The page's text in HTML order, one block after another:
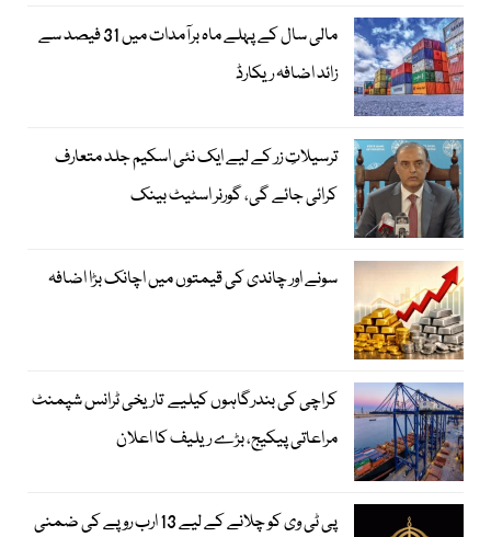
مالی سال کے پہلے ماہ برآمدات میں 31 فیصد سے
زائد اضافہ ریکارڈ
ترسیلاتِ زر کے لیے ایک نئی اسکیم جلد متعارف
کرائی جائے گی، گورنر اسٹیٹ بینک
سونے اور چاندی کی قیمتوں میں اچانک بڑا اضافہ
کراچی کی بندرگاہوں کیلیے تاریخی ٹرانس شپمنٹ
مراعاتی پیکیج، بڑے ریلیف کا اعلان
پی ٹی وی کو چلانے کے لیے 13 ارب روپے کی ضمنی